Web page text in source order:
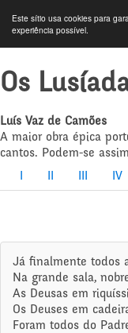
Este sítio usa cookies para
experiência possível.
Os
Luís Vaz de Camões
A maior obra épica
cantos. Podem-se
IV
Já finalmente todos
Na grande sala,
As Deusas em
Os Deuses em
Foram todos do